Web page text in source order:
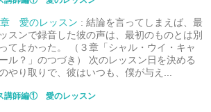
愛のレッスン : 結論を言ってしまえば、最
スンで録音した彼の声は、最初のものとは別
てよかった。 （３章「シャル・ウイ・キャ
ル？」のつづき） 次のレッスン日を決める
やり取りで、彼はいつも、僕が与え...
講師編① 愛のレッスン